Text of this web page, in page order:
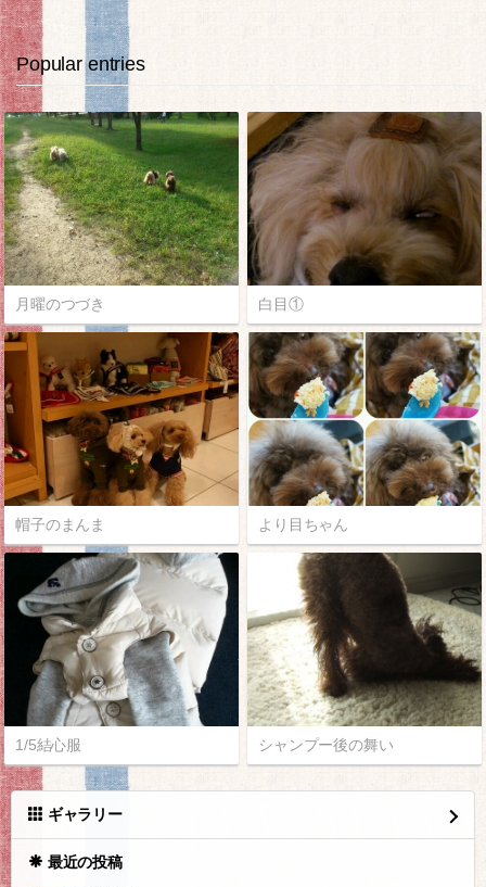
Popular entries
月曜のつづき 白目①
帽子のまんま より目ちゃん
1/5結心服 シャンプー後の舞い
ギャラリー
最近の投稿